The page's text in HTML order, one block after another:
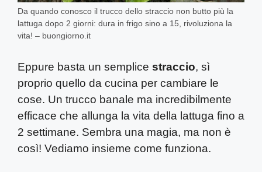
Da quando conosco il trucco dello straccio non butto più la
lattuga dopo 2 giorni: dura in frigo sino a 15, rivoluziona la
vita! – buongiorno.it
Eppure basta un semplice straccio, sì
proprio quello da cucina per cambiare le
cose. Un trucco banale ma incredibilmente
efficace che allunga la vita della lattuga fino a
2 settimane. Sembra una magia, ma non è
così! Vediamo insieme come funziona.